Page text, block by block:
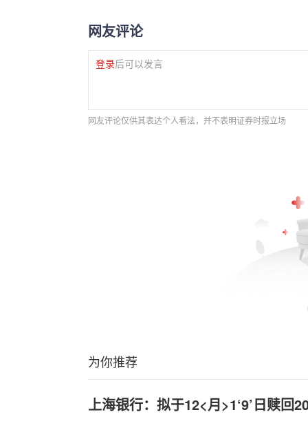
网友评论
登录后可以发言
网友评论仅供其表达个人看法，并不表明证券时报立场
为你推荐
上海银行：拟于12<月>1‘9’日赎回